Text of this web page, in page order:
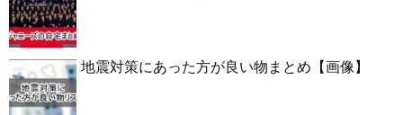
地震対策にあった方が良い物まとめ【画像】